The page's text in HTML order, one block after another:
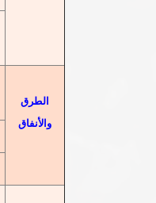
الطرق
والأنفاق